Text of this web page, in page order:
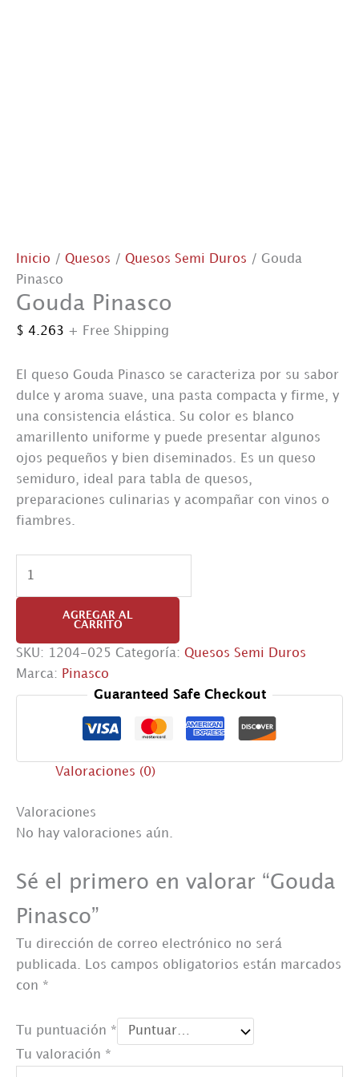
Inicio / Quesos / Quesos Semi Duros / Gouda
Pinasco
Gouda Pinasco
$ 4.263 + Free Shipping
El queso Gouda Pinasco se caracteriza por su sabor
dulce y aroma suave, una pasta compacta y firme, y
una consistencia elástica. Su color es blanco
amarillento uniforme y puede presentar algunos
ojos pequeños y bien diseminados. Es un queso
semiduro, ideal para tabla de quesos,
preparaciones culinarias y acompañar con vinos o
fiambres.
AGREGAR AL
CARRITO
SKU: 1204-025 Categoría: Quesos Semi Duros
Marca: Pinasco
Guaranteed Safe Checkout
Valoraciones (0)
Valoraciones
No hay valoraciones aún.
Sé el primero en valorar “Gouda
Pinasco”
Tu dirección de correo electrónico no será
publicada. Los campos obligatorios están marcados
con *
Tu puntuación *
Tu valoración *